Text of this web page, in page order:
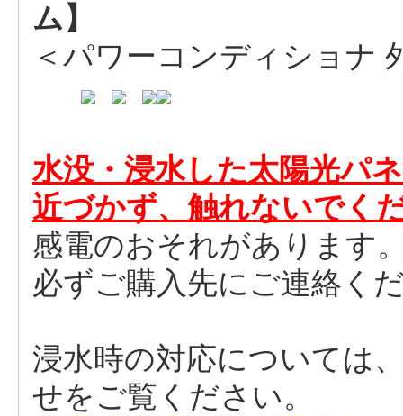
ム】
＜パワーコンディショナ
水没・浸水した太陽光パ
近づかず、触れないでく
感電のおそれがあります
必ずご購入先にご連絡く
浸水時の対応については
せをご覧ください。